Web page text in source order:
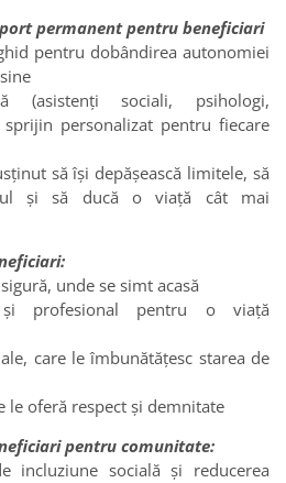
permanent pentru beneficiari
pentru dobândirea autonomiei
(asistenți sociali, psihologi,
personalizat pentru fiecare
să își depășească limitele, să
și să ducă o viață cât mai
unde se simt acasă
profesional pentru o viață
care le îmbunătățesc starea de
oferă respect și demnitate
pentru comunitate:
incluziune socială și reducerea